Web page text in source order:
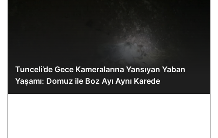
Tunceli’de Gece Kameralarına Yansıyan Yaban
Yaşamı: Domuz ile Boz Ayı Aynı Karede